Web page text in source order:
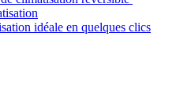
idéale en quelques clics